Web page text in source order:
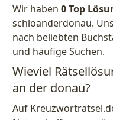
Wir haben 0 Top
schloanderdonau.
nach beliebten
und häufige Suchen.
Wieviel
an der donau?
Auf